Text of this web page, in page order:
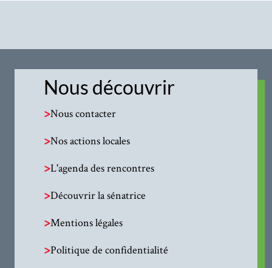
Nous découvrir
>Nous contacter
>Nos actions locales
>L'agenda des rencontres
>Découvrir la sénatrice
>Mentions légales
>Politique de confidentialité